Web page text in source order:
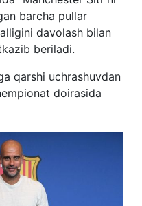
barcha pullar
davolash bilan
beriladi.
qarshi uchrashuvdan
doirasida